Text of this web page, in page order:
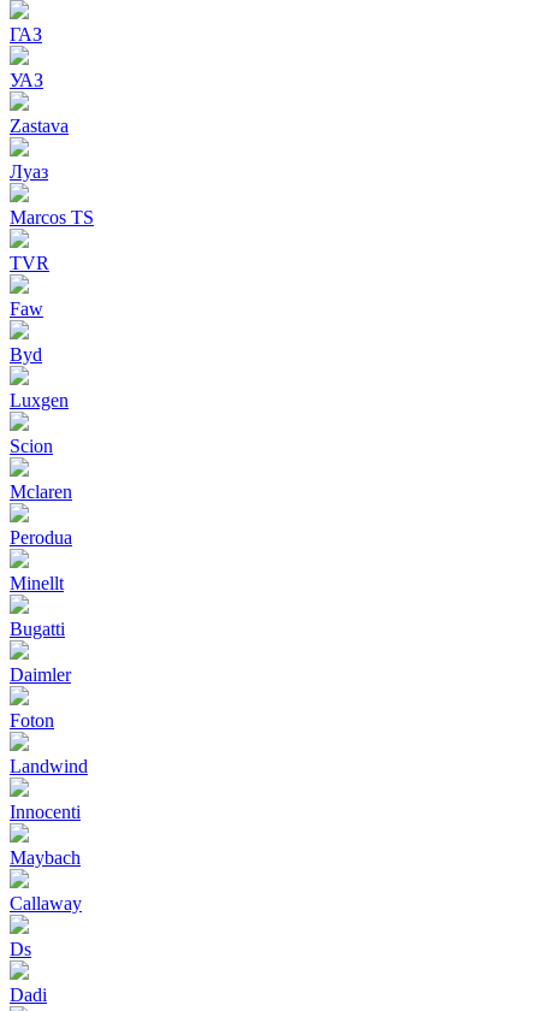
ГАЗ
УАЗ
Zastava
Луаз
Marcos TS
TVR
Faw
Byd
Luxgen
Scion
Mclaren
Perodua
Minellt
Bugatti
Daimler
Foton
Landwind
Innocenti
Maybach
Callaway
Ds
Dadi